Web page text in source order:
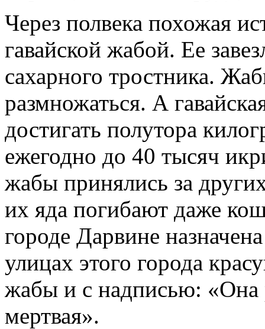
Через полвека похожая
гавайской жабой. Ее
сахарного тростника.
размножаться. А
достигать полутора
ежегодно до 40 тысяч
жабы принялись за
их яда погибают даже
городе Дарвине
улицах этого города
жабы и с надписью: «Она
мертвая».